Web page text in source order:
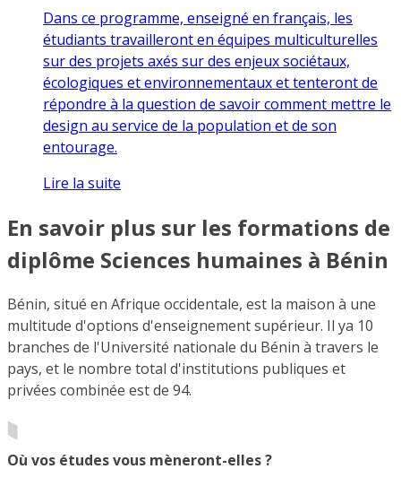
Dans ce programme, enseigné en français, les
étudiants travailleront en équipes multiculturelles
sur des projets axés sur des enjeux sociétaux,
écologiques et environnementaux et tenteront de
répondre à la question de savoir comment mettre le
design au service de la population et de son
entourage.
Lire la suite
En savoir plus sur les formations de
diplôme Sciences humaines à Bénin
Bénin, situé en Afrique occidentale, est la maison à une
multitude d'options d'enseignement supérieur. Il ya 10
branches de l'Université nationale du Bénin à travers le
pays, et le nombre total d'institutions publiques et
privées combinée est de 94.
Où vos études vous mèneront-elles ?